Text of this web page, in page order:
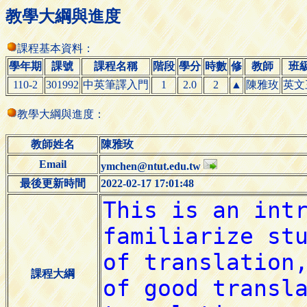
教學大綱與進度
課程基本資料：
學年期
課號 課程名稱 階段 學分 時數 修 教師
班
110-2
301992 中英筆譯入門 1 2.0 2 ▲ 陳雅玫 英文
教學大綱與進度：
教師姓名
陳雅玫
Email
ymchen@ntut.edu.tw
最後更新時間
2022-02-17 17:01:48
課程大綱